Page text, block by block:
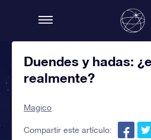
Duendes y hadas:
realmente?
Magico
Compartir este artículo: